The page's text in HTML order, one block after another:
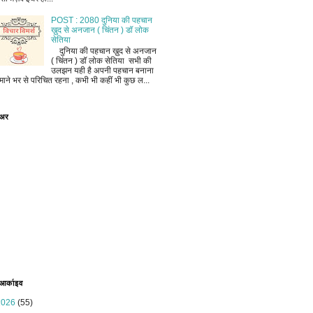
POST : 2080 दुनिया की पहचान
ख़ुद से अनजान ( चिंतन ) डॉ लोक
सेतिया
दुनिया की पहचान ख़ुद से अनजान
( चिंतन ) डॉ लोक सेतिया सभी की
उलझन यही है अपनी पहचान बनाना
भर से परिचित रहना , कभी भी कहीं भी कुछ ल...
(55)